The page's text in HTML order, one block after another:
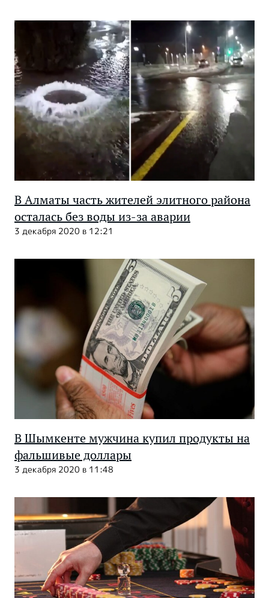
В Алматы часть жителей элитного района
осталась без воды из-за аварии
3 декабря 2020 в 12:21
В Шымкенте мужчина купил продукты на
фальшивые доллары
3 декабря 2020 в 11:48